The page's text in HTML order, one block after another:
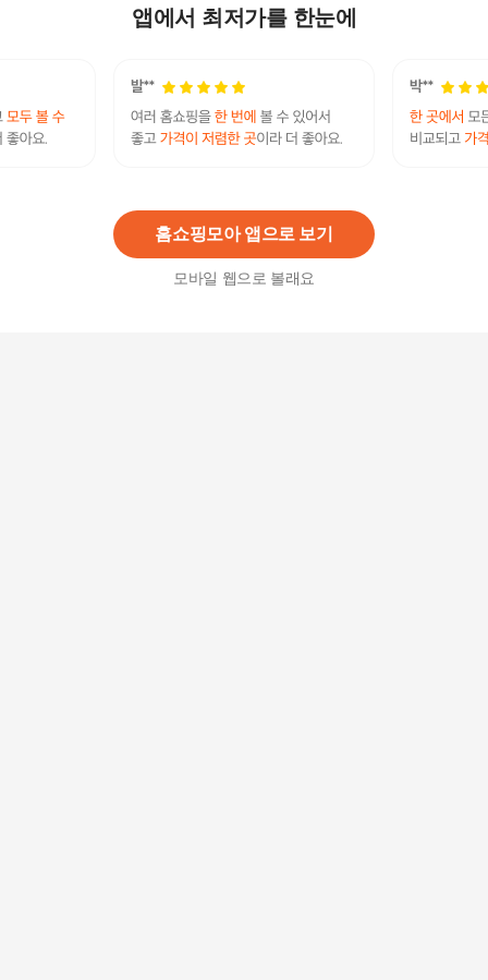
앱에서 최저가를 한눈에
홈쇼핑모아 앱으로 보기
모바일 웹으로 볼래요
19,900원
빅마마 이혜정의 육개장5팩 + 우거지갈비탕5팩